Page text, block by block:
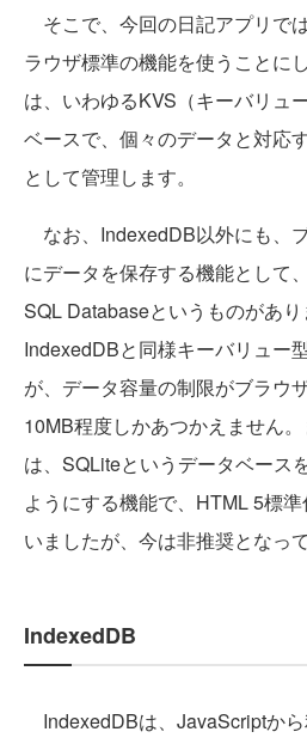
そこで、今回の日記アプリでは
ラウザ標準の機能を使うことに
は、いわゆるKVS（キーバリュ
ベースで、個々のデータと対応
として管理します。
なお、IndexedDB以外にも、
にデータを保存する機能として
SQL Databaseというものがあり
IndexedDBと同様キーバリュー
が、データ容量の制限がブラウ
10MB程度しかあつかえません
は、SQLiteというデータベース
ようにする機能で、HTML 5標
いましたが、今は非推奨となって
IndexedDB
IndexedDBは、JavaScriptから